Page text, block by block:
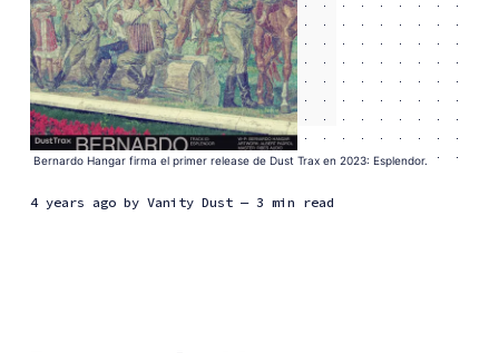
Bernardo Hangar firma el primer release de Dust Trax en 2023: Esplendor.
4 years agoby Vanity Dust — 3 min read